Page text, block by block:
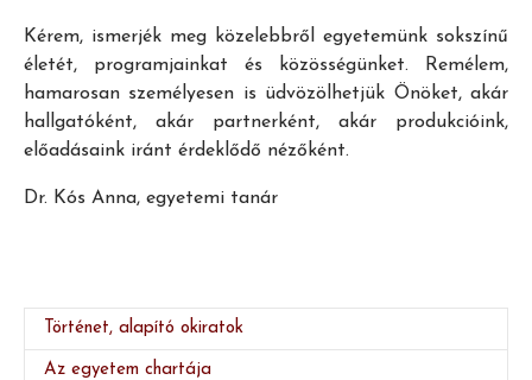
Történet, alapító okiratok
Az egyetem chartája
Kérem, ismerjék meg közelebbről egyetemünk sokszínű
életét, programjainkat és közösségünket. Remélem,
hamarosan személyesen is üdvözölhetjük Önöket, akár
hallgatóként, akár partnerként, akár produkcióink,
előadásaink iránt érdeklődő nézőként.
Dr. Kós Anna, egyetemi tanár